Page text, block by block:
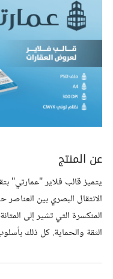
عن المنتج
يتميز قالب فلاير
الانتقال البصري بين
المنكسرة التي تشير إلى
الثقة والحماية. كل ذلك